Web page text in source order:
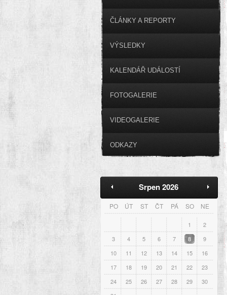
ČLÁNKY A REPORTY
VÝSLEDKY
KALENDÁŘ UDÁLOSTÍ
FOTOGALERIE
VIDEOGALERIE
ODKAZY
Srpen 2026
PO ÚT ST ČT PÁ SO NE
1
2
3
4 5 6 7 8
9
10
11 12 13 14 15
16
17
18 19 20 21 22
23
24
25 26 27 28 29
30